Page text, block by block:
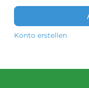
Konto erstellen